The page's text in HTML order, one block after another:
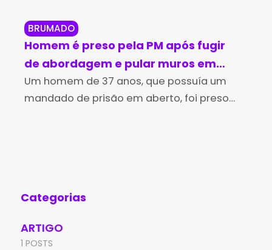
BRUMADO
Homem é preso pela PM após fugir
de abordagem e pular muros em
Brumado
Um homem de 37 anos, que possuía um
mandado de prisão em aberto, foi preso
Categorias
ARTIGO
1 POSTS